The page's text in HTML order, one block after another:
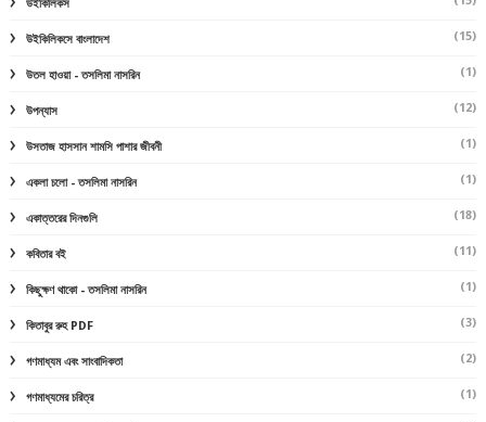
উইকিলিকস
উইকিলিকসে বাংলাদেশ (15)
উতল হাওয়া - তসলিমা নাসরিন (1)
উপন্যাস (12)
উসতাজ হাসসান শামসি পাশার জীবনী (1)
একলা চলো - তসলিমা নাসরিন (1)
একাত্তরের দিনগুলি (18)
কবিতার বই (11)
কিছুক্ষণ থাকো - তসলিমা নাসরিন (1)
কিতাবুর রুহ PDF (3)
গণমাধ্যম এবং সাংবাদিকতা (2)
গণমাধ্যমের চরিত্র (1)